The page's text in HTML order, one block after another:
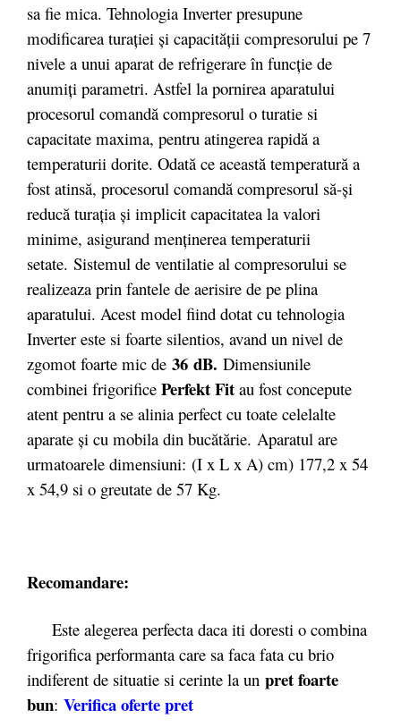
sa fie mica. Tehnologia Inverter presupune
modificarea turației și capacității compresorului pe 7
nivele a unui aparat de refrigerare în funcție de
anumiți parametri. Astfel la pornirea aparatului
procesorul comandă compresorul o turatie si
capacitate maxima, pentru atingerea rapidă a
temperaturii dorite. Odată ce această temperatură a
fost atinsă, procesorul comandă compresorul să-și
reducă turația și implicit capacitatea la valori
minime, asigurand menținerea temperaturii
setate. Sistemul de ventilatie al compresorului se
realizeaza prin fantele de aerisire de pe plina
aparatului. Acest model fiind dotat cu tehnologia
Inverter este si foarte silentios, avand un nivel de
zgomot foarte mic de 36 dB. Dimensiunile
combinei frigorifice Perfekt Fit au fost concepute
atent pentru a se alinia perfect cu toate celelalte
aparate şi cu mobila din bucătărie. Aparatul are
urmatoarele dimensiuni: (I x L x A) cm) 177,2 x 54
x 54,9 si o greutate de 57 Kg.
Recomandare:
Este alegerea perfecta daca iti doresti o combina
frigorifica performanta care sa faca fata cu brio
indiferent de situatie si cerinte la un pret foarte
bun: Verifica oferte pret